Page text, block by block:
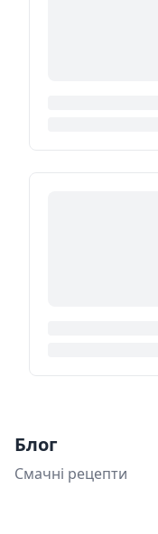
Блог
Смачні рецепти